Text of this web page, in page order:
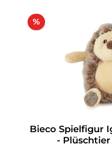
%
Bieco Spielfigur
-